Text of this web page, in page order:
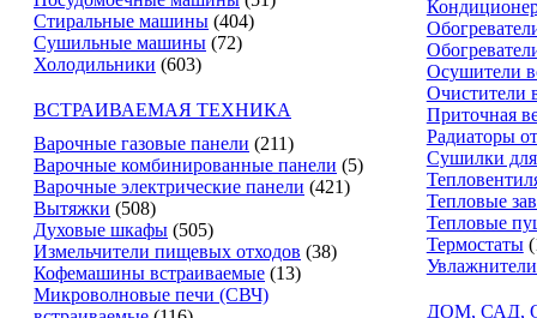
Стиральные машины (404)
Сушильные машины (72)
Холодильники (603)
ВСТРАИВАЕМАЯ ТЕХНИКА
Варочные газовые панели (211)
Варочные комбинированные панели (5)
Варочные электрические панели (421)
Вытяжки (508)
Духовые шкафы (505)
Измельчители пищевых отходов (38)
Кофемашины встраиваемые (13)
Микроволновые печи (СВЧ)
Осушители
Очистители
Приточная
Радиаторы
Сушилки
Тепловые
Тепловые
Термостаты
ДОМ, САД,